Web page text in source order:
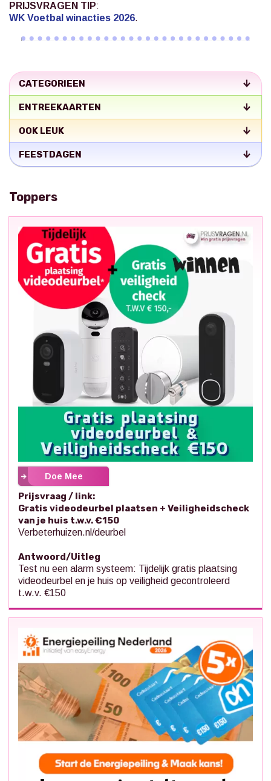
PRIJSVRAGEN TIP:
WK Voetbal winacties 2026.
CATEGORIEEN
ENTREEKAARTEN
OOK LEUK
FEESTDAGEN
Toppers
Doe Mee
Prijsvraag / link:
Gratis videodeurbel plaatsen + Veiligheidscheck
van je huis t.w.v. €150
Verbeterhuizen.nl/deurbel
Antwoord/Uitleg
Test nu een alarm systeem: Tijdelijk gratis plaatsing
videodeurbel en je huis op veiligheid gecontroleerd
t.w.v. €150